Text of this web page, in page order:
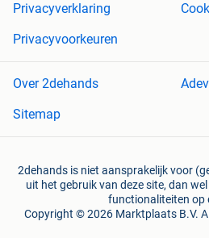
Privacyverklaring
Privacyvoorkeuren
Over 2dehands
Sitemap
2dehands is niet aansprakelijk voor
uit het gebruik van deze site, dan
functionaliteiten op
Copyright © 2026 Marktplaats B.V.